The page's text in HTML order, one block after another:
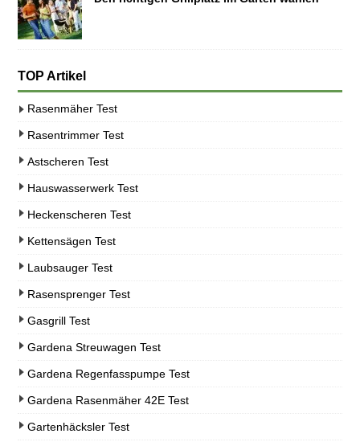
TOP Artikel
Rasenmäher Test
Rasentrimmer Test
Astscheren Test
Hauswasserwerk Test
Heckenscheren Test
Kettensägen Test
Laubsauger Test
Rasensprenger Test
Gasgrill Test
Gardena Streuwagen Test
Gardena Regenfasspumpe Test
Gardena Rasenmäher 42E Test
Gartenhäcksler Test